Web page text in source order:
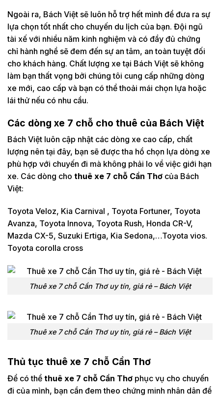
Ngoài ra, Bách Việt sẽ luôn hỗ trợ hết mình để đưa ra sự
lựa chọn tốt nhất cho chuyến du lịch của bạn. Đội ngũ
tài xế với nhiều năm kinh nghiệm và có đầy đủ chứng
chỉ hành nghề sẽ đem đến sự an tâm, an toàn tuyệt đối
cho khách hàng. Chất lượng xe tại Bách Việt sẽ không
làm bạn thất vọng bởi chúng tôi cung cấp những dòng
xe mới, cao cấp và bạn có thể thoải mái chọn lựa hoặc
lái thử nếu có nhu cầu.
Các dòng xe 7 chỗ cho thuê của Bách Việt
Bách Việt luôn cập nhật các dòng xe cao cấp, chất
lượng nên tại đây, bạn sẽ được tha hồ chọn lựa dòng xe
phù hợp với chuyến đi mà không phải lo về việc giới hạn
xe. Các dòng cho thuê xe 7 chỗ Cần Thơ của Bách
Việt:
Toyota Veloz, Kia Carnival , Toyota Fortuner, Toyota
Avanza, Toyota Innova, Toyota Rush, Honda CR-V,
Mazda CX-5, Suzuki Ertiga, Kia Sedona,…Toyota vios.
Toyota corolla cross
Thuê xe 7 chỗ Cần Thơ uy tín, giá rẻ – Bách Việt
Thuê xe 7 chỗ Cần Thơ uy tín, giá rẻ – Bách Việt
Thủ tục thuê xe 7 chỗ Cần Thơ
Để có thể thuê xe 7 chỗ Cần Thơ phục vụ cho chuyến
đi của mình, bạn cần đem theo chứng minh nhân dân để